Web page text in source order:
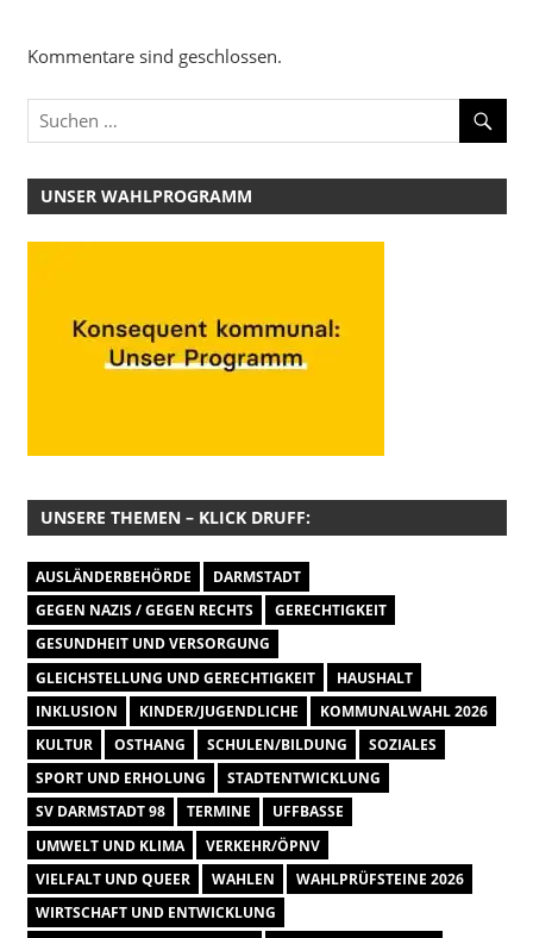
Kommentare sind geschlossen.
UNSER WAHLPROGRAMM
UNSERE THEMEN – KLICK DRUFF:
AUSLÄNDERBEHÖRDE
DARMSTADT
GEGEN NAZIS / GEGEN RECHTS
GERECHTIGKEIT
GESUNDHEIT UND VERSORGUNG
GLEICHSTELLUNG UND GERECHTIGKEIT
HAUSHALT
INKLUSION
KINDER/JUGENDLICHE
KOMMUNALWAHL 2026
KULTUR
OSTHANG SCHULEN/BILDUNG
SOZIALES
SPORT UND ERHOLUNG
STADTENTWICKLUNG
SV DARMSTADT 98
TERMINE
UFFBASSE
UMWELT UND KLIMA
VERKEHR/ÖPNV
VIELFALT UND QUEER
WAHLEN
WAHLPRÜFSTEINE 2026
WIRTSCHAFT UND ENTWICKLUNG